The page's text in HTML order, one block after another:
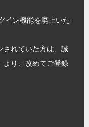
イン機能を廃止いた
されていた方は、誠
より、改めてご登録